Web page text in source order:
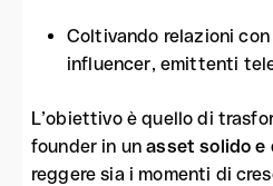
Coltivando relazioni
influencer, emittenti
L’obiettivo è quello di
founder in unasset solido
reggere sia i momenti di